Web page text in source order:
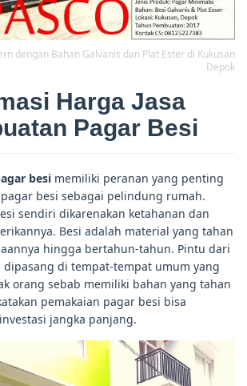
dengan Bahan Galvanis dan Plat Ester di Kukusan
Depok
Harga Jasa
Pagar Besi
besi memiliki peranan yang penting
besi sebagai pelindung rumah.
sendiri dikarenakan ketahanan dan
Besi adalah material yang tahan
hingga bertahun-tahun. Pintu dari
di tempat-tempat umum yang
orang sebab memiliki bahan yang tahan
pemakaian pagar besi bisa
jangka panjang.